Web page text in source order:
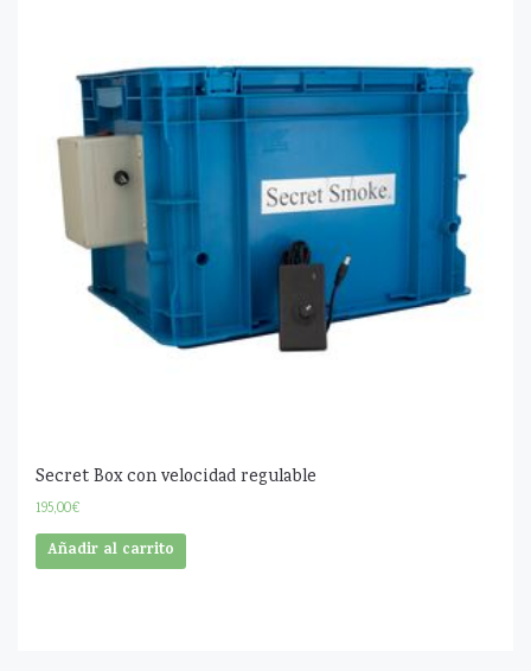
Secret Box con velocidad regulable
195,00€
Añadir al carrito